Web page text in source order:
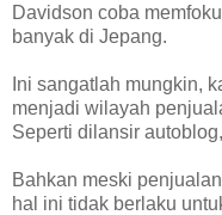
Davidson coba
banyak di Jepang.
Ini sangatlah mungkin,
menjadi wilayah
Seperti dilansir
Bahkan meski
hal ini tidak berlaku